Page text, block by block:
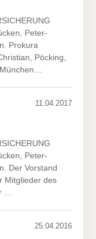
Peter-
Prokura
Pöcking,
11.04.2017
Peter-
Der Vorstand
Mitglieder des
…
25.04.2016